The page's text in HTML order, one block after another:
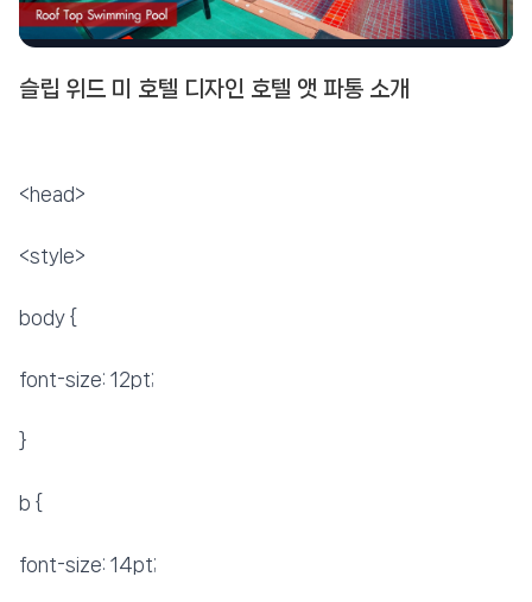
슬립 위드 미 호텔 디자인 호텔 앳 파통
💰 최저가 확인 · 예약하기
슬립 위드 미 호텔 디자인 호텔 앳 파통 소개
<head>
<style>
body {
font-size: 12pt;
}
b {
font-size: 14pt;